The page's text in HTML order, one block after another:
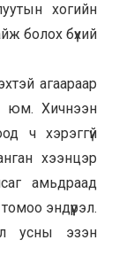
хогийн
болох бүхий
агаараар
юм. Хичнээн
ч хэрэггүй
хээнцэр
амьдраад
эндүүрэл.
усны эзэн